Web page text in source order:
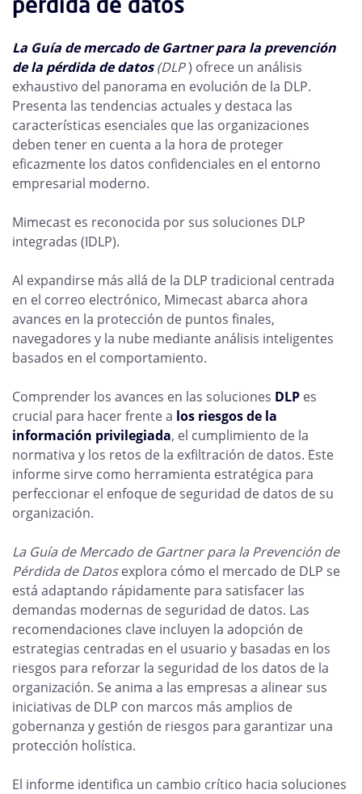
La Guía de mercado de Gartner para la prevención
de la pérdida de datos(DLP) ofrece un análisis
exhaustivo del panorama en evolución de la DLP.
Presenta las tendencias actuales y destaca las
características esenciales que las organizaciones
deben tener en cuenta a la hora de proteger
eficazmente los datos confidenciales en el entorno
empresarial moderno.
Mimecast es reconocida por sus soluciones DLP
integradas (IDLP).
Al expandirse más allá de la DLP tradicional centrada
en el correo electrónico, Mimecast abarca ahora
avances en la protección de puntos finales,
navegadores y la nube mediante análisis inteligentes
basados en el comportamiento.
Comprender los avances en las soluciones DLP es
crucial para hacer frente a los riesgos de la
información privilegiada, el cumplimiento de la
normativa y los retos de la exfiltración de datos. Este
informe sirve como herramienta estratégica para
perfeccionar el enfoque de seguridad de datos de su
organización.
La Guía de Mercado de Gartner para la Prevención de
Pérdida de Datosexplora cómo el mercado de DLP se
está adaptando rápidamente para satisfacer las
demandas modernas de seguridad de datos. Las
recomendaciones clave incluyen la adopción de
estrategias centradas en el usuario y basadas en los
riesgos para reforzar la seguridad de los datos de la
organización. Se anima a las empresas a alinear sus
iniciativas de DLP con marcos más amplios de
gobernanza y gestión de riesgos para garantizar una
protección holística.
El informe identifica un cambio crítico hacia soluciones